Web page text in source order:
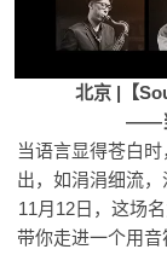
北京 |【
——
当语言显得苍白
出，如涓涓细流，
11月12日，这场
带你走进一个用